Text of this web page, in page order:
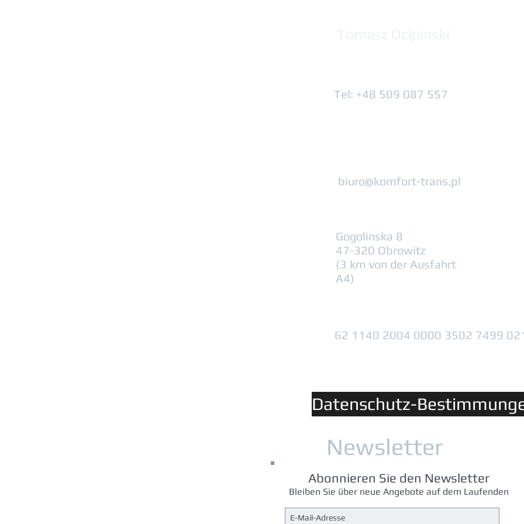
Tel: +48 509 087 557
biuro@komfort-trans.pl
Gogolinska 8
47-320 Obrowitz
(3 km von der Ausfahrt
A4)
62 1140 2004 0000 3502 7499
Datenschutz-
Newsletter
Abonnieren Sie den Newsletter
Bleiben Sie über neue Angebote auf dem Laufenden